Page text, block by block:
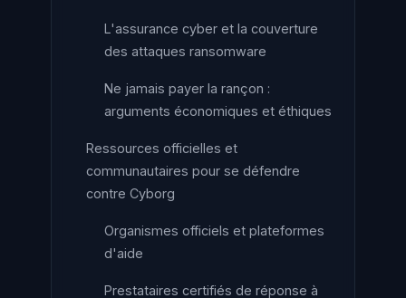
L'assurance cyber et la couverture
des attaques ransomware
Ne jamais payer la rançon :
arguments économiques et éthiques
Ressources officielles et
communautaires pour se défendre
contre Cyborg
Organismes officiels et plateformes
d'aide
Prestataires certifiés de réponse à